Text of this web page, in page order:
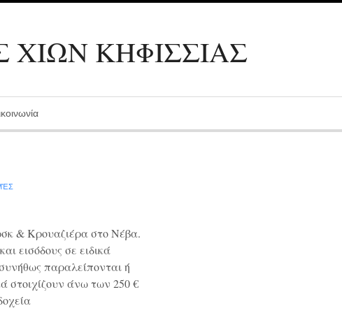
ΚΗΦΙΣΣΙΑΣ
& Κρουαζιέρα στο Νέβα.
εισόδους σε ειδικά
παραλείπονται ή
στοιχίζουν άνω των 250 €